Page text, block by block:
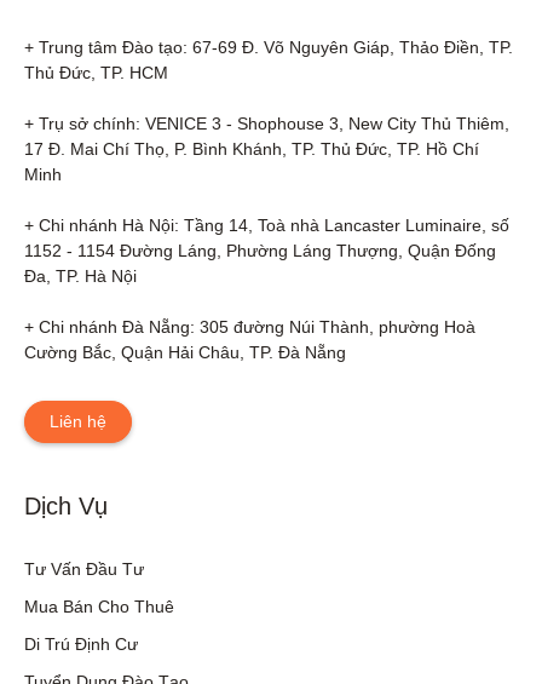
+ Trung tâm Đào tạo: 67-69 Đ. Võ Nguyên Giáp, Thảo Điền, TP.
Thủ Đức, TP. HCM
+ Trụ sở chính: VENICE 3 - Shophouse 3, New City Thủ Thiêm,
17 Đ. Mai Chí Thọ, P. Bình Khánh, TP. Thủ Đức, TP. Hồ Chí
Minh
+ Chi nhánh Hà Nội: Tầng 14, Toà nhà Lancaster Luminaire, số
1152 - 1154 Đường Láng, Phường Láng Thượng, Quận Đống
Đa, TP. Hà Nội
+ Chi nhánh Đà Nẵng: 305 đường Núi Thành, phường Hoà
Cường Bắc, Quận Hải Châu, TP. Đà Nẵng
Liên hệ
Dịch Vụ
Tư Vấn Đầu Tư
Mua Bán Cho Thuê
Di Trú Định Cư